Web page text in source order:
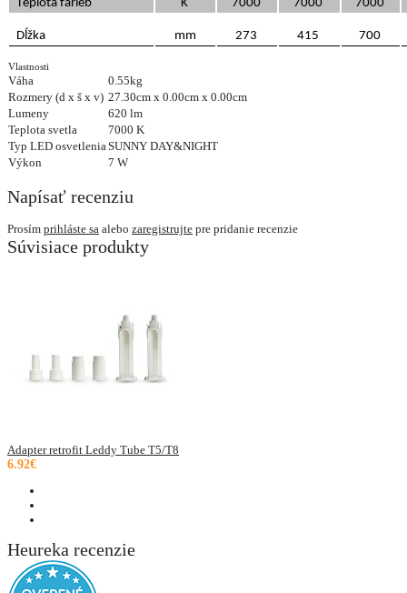
Teplota farieb K 7000 7000 7000
Dĺžka mm 273 415 700
Vlastnosti
Váha
0.55kg
Rozmery (d x š x v) 27.30cm x 0.00cm x 0.00cm
Lumeny
620 lm
Teplota svetla
7000 K
Typ LED osvetleniaSUNNY DAY&NIGHT
Výkon
7 W
Napísať recenziu
Prosím prihláste sa alebo zaregistrujte pre pridanie recenzie
Súvisiace produkty
Adapter retrofit Leddy Tube T5/T8
6.92€
Heureka recenzie